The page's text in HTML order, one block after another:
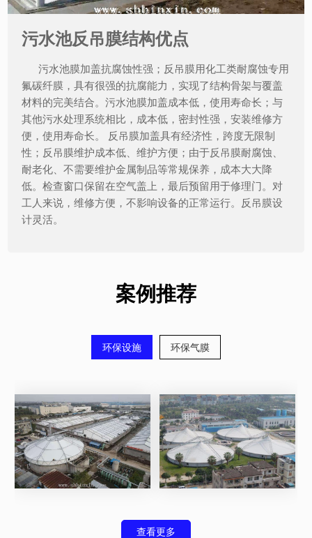
污水池反吊膜结构优点
污水池膜加盖抗腐蚀性强；反吊膜用化工类耐腐蚀专用
氟碳纤膜，具有很强的抗腐能力，实现了结构骨架与覆盖
材料的完美结合。污水池膜加盖成本低，使用寿命长；与
其他污水处理系统相比，成本低，密封性强，安装维修方
便，使用寿命长。 反吊膜加盖具有经济性，跨度无限制
性；反吊膜维护成本低、维护方便；由于反吊膜耐腐蚀、
耐老化、不需要维护金属制品等常规保养，成本大大降
低。检查窗口保留在空气盖上，最后预留用于修理门。对
工人来说，维修方便，不影响设备的正常运行。反吊膜设
计灵活。
案例推荐
环保设施 环保气膜
查看更多